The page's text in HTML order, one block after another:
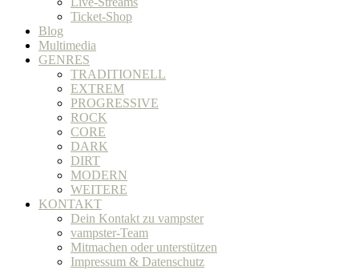
Ticket-Shop
Blog
Multimedia
GENRES
TRADITIONELL
EXTREM
PROGRESSIVE
ROCK
CORE
DARK
DIRT
MODERN
WEITERE
KONTAKT
Dein Kontakt zu vampster
vampster-Team
Mitmachen oder unterstützen
Impressum & Datenschutz